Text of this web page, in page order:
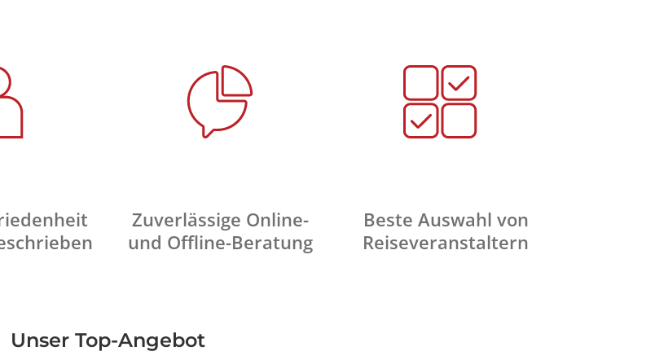
Zuverlässige Online-
und Offline-Beratung
Beste Auswahl von
Reiseveranstaltern
Unser Top-Angebot